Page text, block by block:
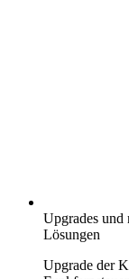
Upgrades und
Lösungen
Upgrade der